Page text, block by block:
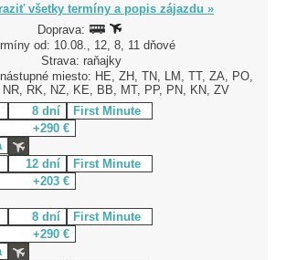
všetky termíny a popis zájazdu »
Doprava:
od: 10.08., 12, 8, 11 dňové
Strava: raňajky
miesto: HE, ZH, TN, LM, TT, ZA, PO,
RK, NZ, KE, BB, MT, PP, PN, KN, ZV
8 dní
First Minute
+290 €
12 dní
First Minute
+203 €
8 dní
First Minute
+290 €